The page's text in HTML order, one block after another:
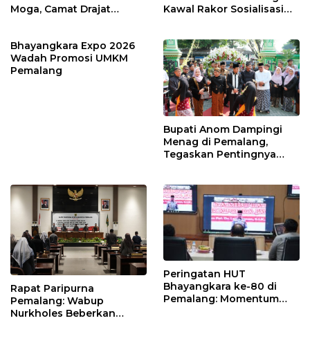
Moga, Camat Drajat
Kawal Rakor Sosialisasi
Bhayangkara Expo 2026
Wadah Promosi UMKM
Pemalang
Bupati Anom Dampingi
Menag di Pemalang,
Tegaskan Pentingnya
Rapat Paripurna
Pemalang: Wabup
Nurkholes Beberkan
Peringatan HUT
Bhayangkara ke-80 di
Pemalang: Momentum